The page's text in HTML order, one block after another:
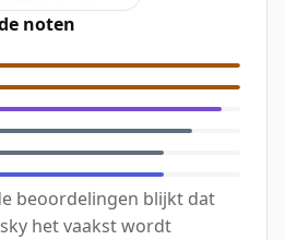
noten
beoordelingen blijkt dat
het vaakst wordt